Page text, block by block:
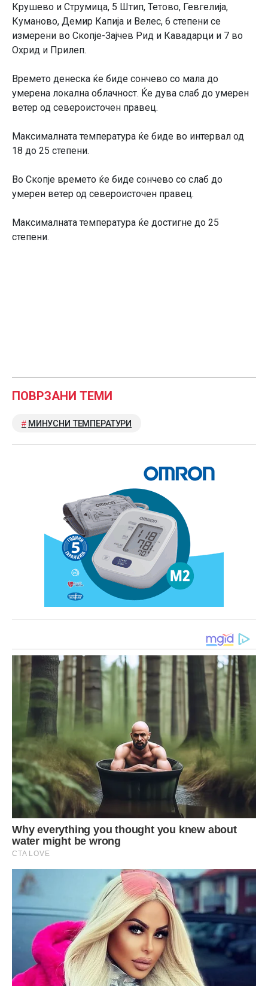
Крушево и Струмица, 5 Штип, Тетово, Гевгелија,
Куманово, Демир Капија и Велес, 6 степени се
измерени во Скопје-Зајчев Рид и Кавадарци и 7 во
Охрид и Прилеп.
Времето денеска ќе биде сончево со мала до
умерена локална облачност. Ќе дува слаб до умерен
ветер од североисточен правец.
Максималната температура ќе биде во интервал од
18 до 25 степени.
Во Скопје времето ќе биде сончево со слаб до
умерен ветер од североисточен правец.
Максималната температура ќе достигне до 25
степени.
ПОВРЗАНИ ТЕМИ
МИНУСНИ ТЕМПЕРАТУРИ